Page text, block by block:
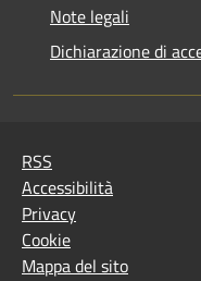
Note legali
Dichiarazione di
RSS
Accessibilità
Privacy
Cookie
Mappa del sito